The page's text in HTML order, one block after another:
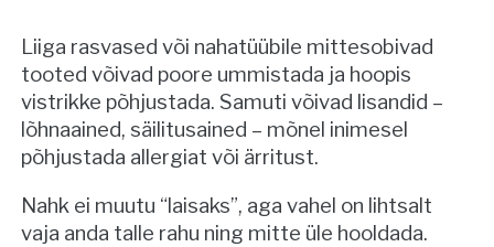
Liiga rasvased või nahatüübile mittesobivad
tooted võivad poore ummistada ja hoopis
vistrikke põhjustada. Samuti võivad lisandid –
lõhnaained, säilitusained – mõnel inimesel
põhjustada allergiat või ärritust.
Nahk ei muutu “laisaks”, aga vahel on lihtsalt
vaja anda talle rahu ning mitte üle hooldada.